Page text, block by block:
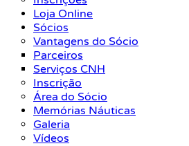
Loja Online
Sócios
Vantagens do Sócio
Parceiros
Serviços CNH
Inscrição
Área do Sócio
Memórias Náuticas
Galeria
Vídeos